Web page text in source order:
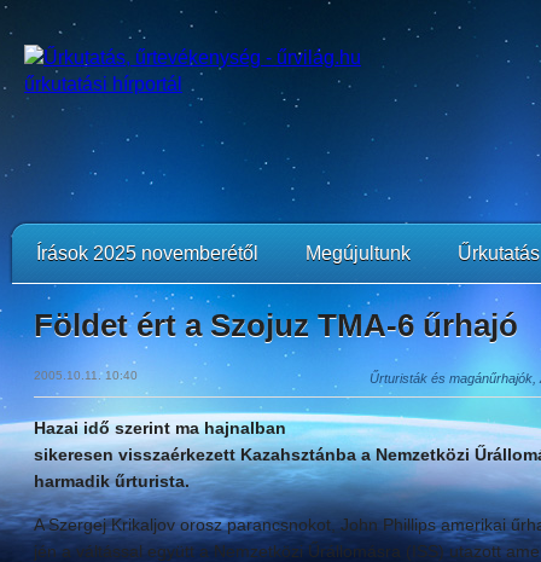
Írások 2025 novemberétől Megújultunk
Földet ért a Szojuz TMA-6 űrhajó
2005.10.11. 10:40 Űrturisták és
Hazai idő szerint ma hajnalban
sikeresen visszaérkezett Kazahsztánba a Nemzetközi
harmadik űrturista.
A Szergej Krikaljov orosz parancsnokot, John Phillips amerikai
jén a váltással együtt a Nemzetközi Űrállomásra (ISS) utazott